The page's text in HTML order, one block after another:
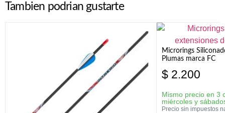
Tambien podrian gustarte
Microrings
Plumas marca FC
$ 2.200
Mismo precio en 3
miércoles y
Precio sin impuestos